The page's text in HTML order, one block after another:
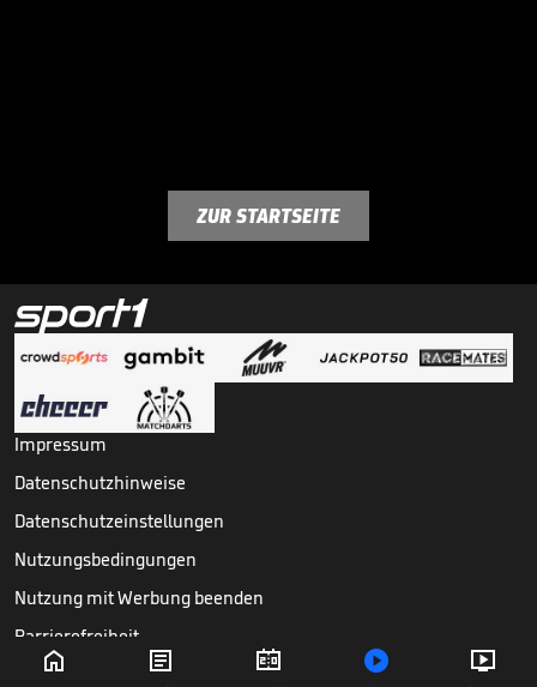
    
ZUR STARTSEITE
Impressum
Datenschutzhinweise
Datenschutzeinstellungen
Nutzungsbedingungen
Nutzung mit Werbung beenden
Barrierefreiheit
Copyright © Sport1 GmbH. Alle Rechte vorbehalten.